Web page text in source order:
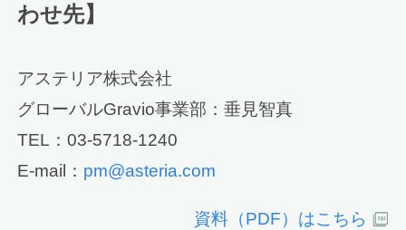
わせ先】
アステリア株式会社
グローバルGravio事業部：垂見智真
TEL：03-5718-1240
E-mail： pm@asteria.com
資料（PDF）はこちら